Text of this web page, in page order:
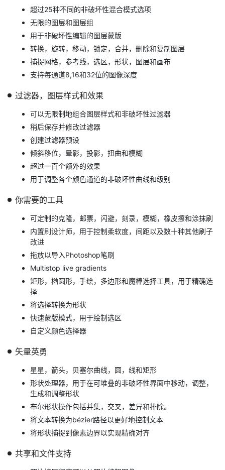
超过25种不同的非破坏性混合模式选项
无限的图层和图层组
用于非破坏性编辑的图层蒙版
转换，旋转，移动，锁定，合并，删除和复制图层
捕捉网格，参考线，选区，形状，图层和画布
支持每通道8,16和32位的图像深度
过滤器，图层样式和效果
可以无限制地组合图层样式和非破坏性过滤器
稍后保存并修改过滤器
创建过滤器预设
倾斜移位，晕影，投影，扭曲和模糊
超过一百个额外的效果
用于调整各个颜色通道的非破坏性曲线和级别
你需要的工具
可定制的克隆，邮票，闪避，刻录，模糊，橡皮擦和涂抹刷
内置刷设计师，用于控制柔软度，间距以及数十种其他刷子
改进
拖放以导入Photoshop笔刷
Multistop live gradients
矩形，椭圆形，手绘，多边形和魔棒选择工具，用于精确选
择
将选择转换为形状
快速蒙版模式，用于绘制选区
自定义颜色选择器
矢量英勇
星星，箭头，贝塞尔曲线，圆，线和矩形
形状处理器，用于在可堆叠的非破坏性界面中移动，调整，
生成和调整形状
布尔形状操作包括并集，交叉，差异和排除。
将文本转换为bézier路径以更好地控制文本
将形状捕捉到像素边界以实现精确对齐
共享和文件支持